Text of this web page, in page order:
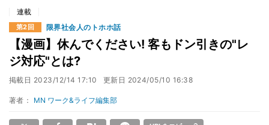
連載
第2回 限界社会人のトホホ話
【漫画】休んでください! 客もドン引きの"レ
ジ対応"とは?
掲載日 2023/12/14 17:10 更新日 2024/05/10 16:38
著者： MN ワーク&ライフ編集部